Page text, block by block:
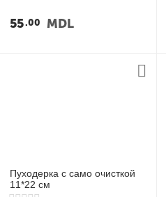
55 00 MDL
Пуходерка с само очисткой
11*22 см